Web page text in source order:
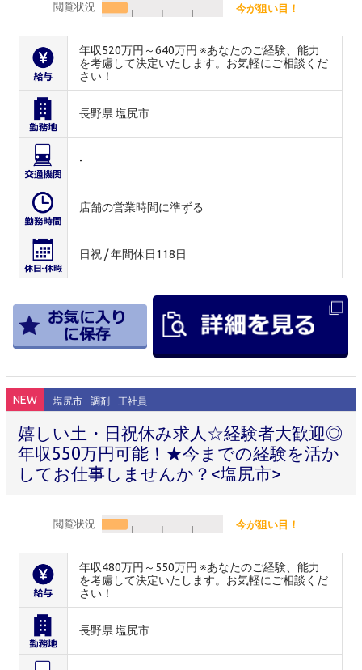
閲覧状況 今が狙い目！
年収520万円～640万円 ※あなたのご経験、能力
を考慮して決定いたします。お気軽にご相談くだ
さい！
長野県 塩尻市
-
店舗の営業時間に準ずる
日祝 / 年間休日118日
NEW 塩尻市 調剤 正社員
嬉しい土・日祝休み求人☆経験者大歓迎◎
年収550万円可能！★今までの経験を活か
してお仕事しませんか？<塩尻市>
閲覧状況 今が狙い目！
年収480万円～550万円 ※あなたのご経験、能力
を考慮して決定いたします。お気軽にご相談くだ
さい！
長野県 塩尻市